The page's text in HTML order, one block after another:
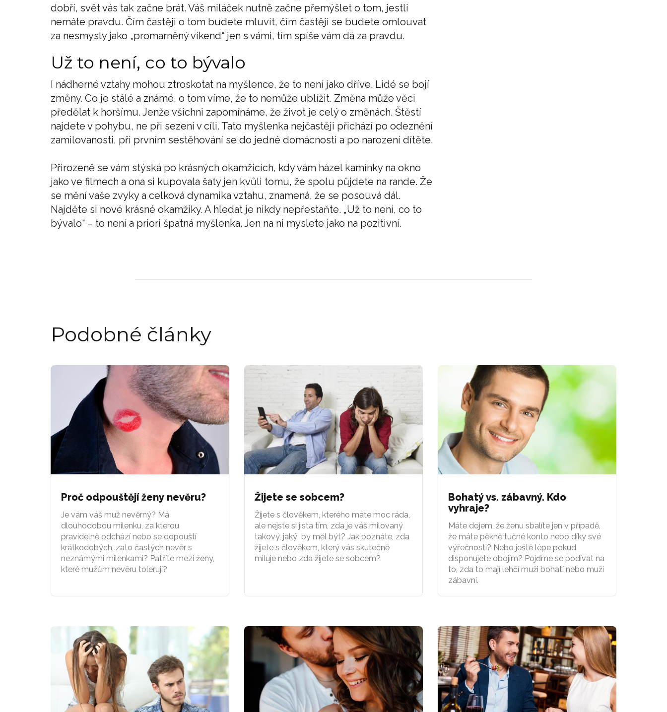
dobří, svět vás tak začne brát. Váš miláček nutně začne přemýšlet o tom, jestli
nemáte pravdu. Čím častěji o tom budete mluvit, čím častěji se budete omlouvat
za nesmysly jako „promarněný víkend“ jen s vámi, tím spíše vám dá za pravdu.
Už to není, co to bývalo
I nádherné vztahy mohou ztroskotat na myšlence, že to není jako dříve. Lidé se bojí
změny. Co je stálé a známé, o tom víme, že to nemůže ublížit. Změna může věci
předělat k horšímu. Jenže všichni zapomínáme, že život je celý o změnách. Štěstí
najdete v pohybu, ne při sezení v cíli. Tato myšlenka nejčastěji přichází po odeznění
zamilovanosti, při prvním sestěhování se do jedné domácnosti a po narození dítěte.
Přirozeně se vám stýská po krásných okamžicích, kdy vám házel kamínky na okno
jako ve filmech a ona si kupovala šaty jen kvůli tomu, že spolu půjdete na rande. Že
se mění vaše zvyky a celková dynamika vztahu, znamená, že se posouvá dál.
Najděte si nové krásné okamžiky. A hledat je nikdy nepřestaňte. „Už to není, co to
bývalo“ – to není a priori špatná myšlenka. Jen na ni myslete jako na pozitivní.
Podobné články
Proč odpouštějí ženy nevěru?
Je vám váš muž nevěrný? Má
dlouhodobou milenku, za kterou
pravidelně odchází nebo se dopouští
krátkodobých, zato častých nevěr s
neznámými milenkami? Patříte mezi ženy,
které mužům nevěru tolerují?
Žijete se sobcem?
Žijete s člověkem, kterého máte moc ráda,
ale nejste si jista tím, zda je váš milovaný
takový, jaký by měl být? Jak poznáte, zda
žijete s člověkem, který vás skutečně
miluje nebo zda žijete se sobcem?
Bohatý vs. zábavný. Kdo
vyhraje?
Máte dojem, že ženu sbalíte jen v případě,
že máte pěkně tučné konto nebo díky své
výřečnosti? Nebo ještě lépe pokud
disponujete obojím? Pojďme se podívat na
to, zda to mají lehčí muži bohatí nebo muži
zábavní.